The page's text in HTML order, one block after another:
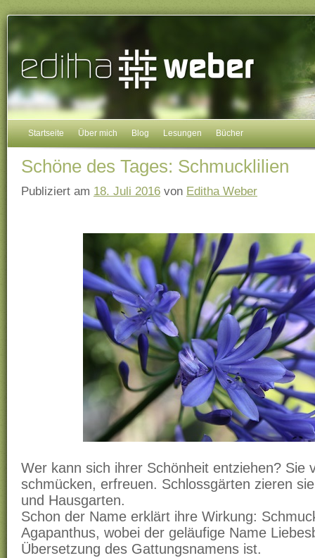
Startseite Über mich Blog Lesungen Bücher
Schöne des Tages: Schmucklilien
Publiziert am 18. Juli 2016 von Editha Weber
Wer kann sich ihrer Schönheit entziehen? Sie
schmücken, erfreuen. Schlossgärten zieren
und Hausgarten.
Schon der Name erklärt ihre Wirkung:
Agapanthus, wobei der geläufige Name
Übersetzung des Gattungsnamens ist.